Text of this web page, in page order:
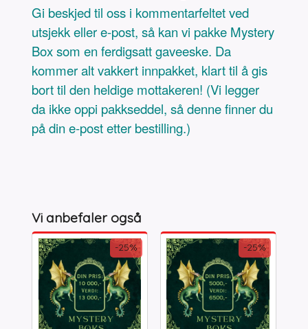
Gi beskjed til oss i kommentarfeltet ved
utsjekk eller e-post, så kan vi pakke Mystery
Box som en ferdigsatt gaveeske. Da
kommer alt vakkert innpakket, klart til å gis
bort til den heldige mottakeren! (Vi legger
da ikke oppi pakkseddel, så denne finner du
på din e-post etter bestilling.)
Vi anbefaler også
-25% -25%